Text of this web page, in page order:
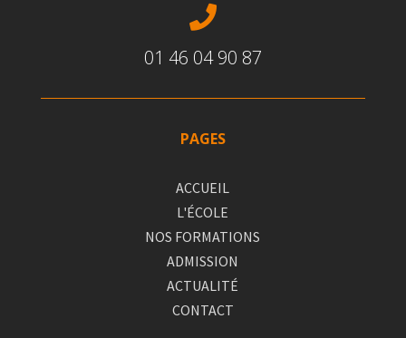

01 46 04 90 87
PAGES
ACCUEIL
L'ÉCOLE
NOS FORMATIONS
ADMISSION
ACTUALITÉ
CONTACT